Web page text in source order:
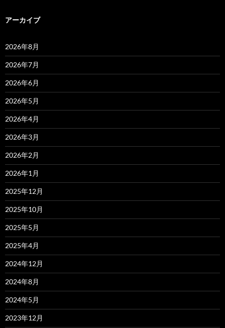
アーカイブ
2026年8月
2026年7月
2026年6月
2026年5月
2026年4月
2026年3月
2026年2月
2026年1月
2025年12月
2025年10月
2025年5月
2025年4月
2024年12月
2024年8月
2024年5月
2023年12月